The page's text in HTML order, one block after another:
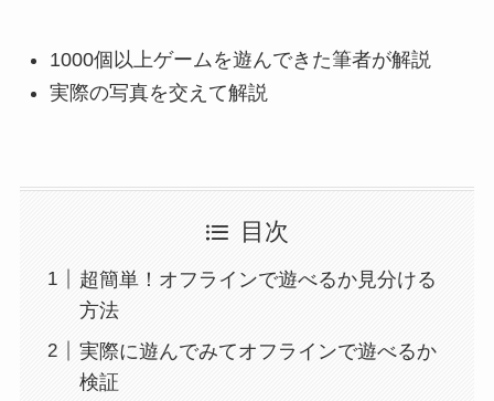
1000個以上ゲームを遊んできた筆者が解説
実際の写真を交えて解説
目次
超簡単！オフラインで遊べるか見分ける
方法
実際に遊んでみてオフラインで遊べるか
検証